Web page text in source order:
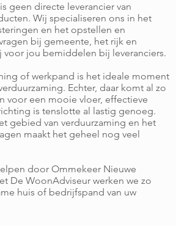
geen directe leverancier van
Wij specialiseren ons in het
en het opstellen en
bij gemeente, het rijk en
voor jou bemiddelen bij leveranciers.
of werkpand is het ideale moment
Echter, daar komt al zo
voor een mooie vloer, effectieve
is tenslotte al lastig genoeg.
gebied van verduurzaming en het
maakt het geheel nog veel
door Ommekeer Nieuwe
De WoonAdviseur werken we zo
huis of bedrijfspand van uw